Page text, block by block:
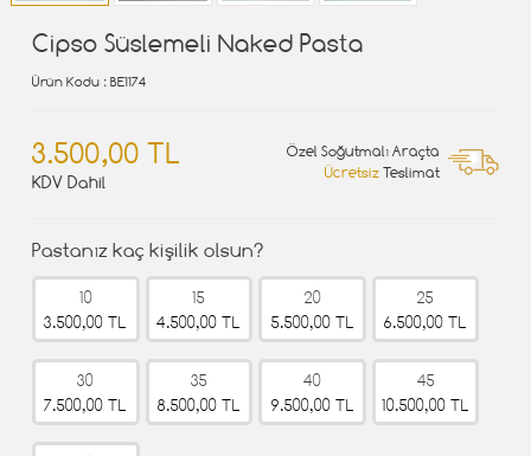
Cipso Süslemeli Naked Pasta
Ürün Kodu : BE1174
3.500,00 TL
KDV Dahil
Özel Soğutmalı Araçta
Ücretsiz Teslimat
Pastanız kaç kişilik olsun?
10
3.500,00 TL
15
4.500,00 TL
20
5.500,00 TL
25
6.500,00 TL
30
7.500,00 TL
35
8.500,00 TL
40
9.500,00 TL
45
10.500,00 TL